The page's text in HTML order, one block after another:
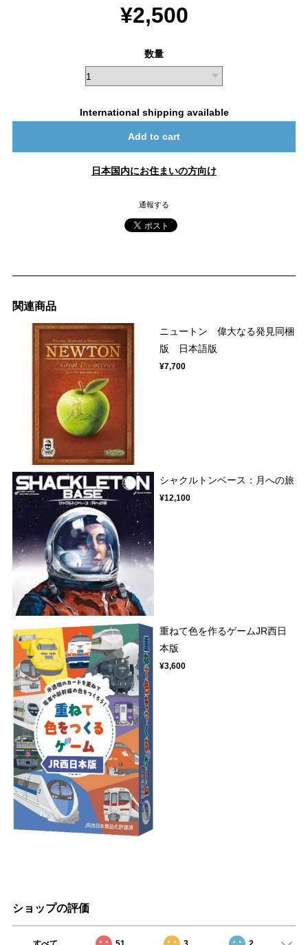
¥2,500
数量
International shipping available
Add to cart
日本国内にお住まいの方向け
通報する
関連商品
ニュートン 偉大なる発見同梱
版 日本語版
¥7,700
シャクルトンベース：月への旅
¥12,100
重ねて色を作るゲームJR西日
本版
¥3,600
ショップの評価